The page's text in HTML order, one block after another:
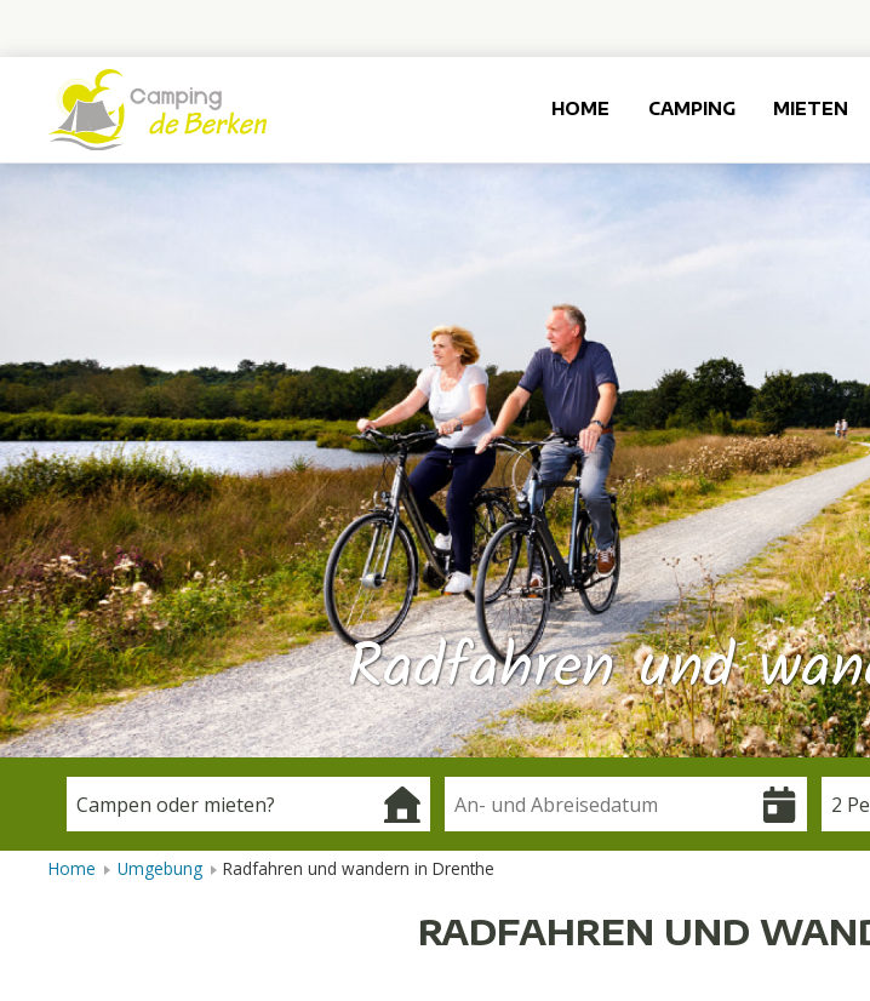
HOME CAMPING MIETEN
Radfahren und
2
Home Umgebung Radfahren und wandern in Drenthe
RADFAHREN UND